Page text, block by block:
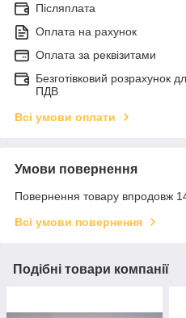
Післяплата
Оплата на рахунок
Оплата за реквізитами
Безготівковий розрахунок
ПДВ
Всі умови оплати
Умови повернення
Повернення товару впродовж
Всі умови повернення
Подібні товари компанії